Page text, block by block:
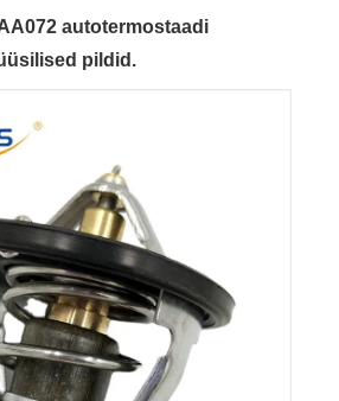
autotermostaadi
pildid.